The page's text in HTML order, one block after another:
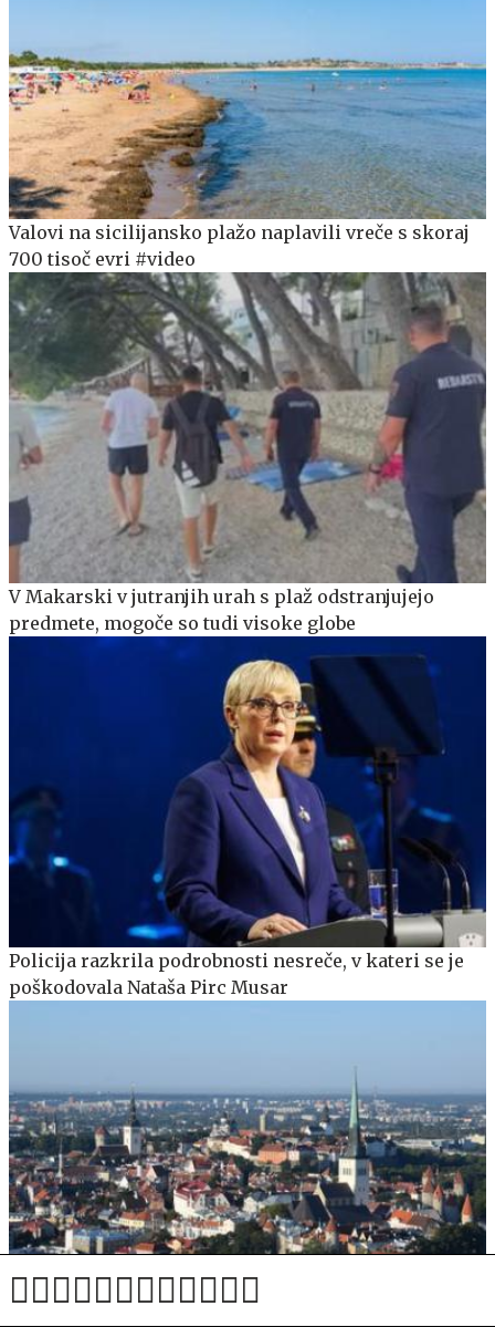
Valovi na sicilijansko plažo naplavili vreče s skoraj
700 tisoč evri #video
V Makarski v jutranjih urah s plaž odstranjujejo
predmete, mogoče so tudi visoke globe
Policija razkrila podrobnosti nesreče, v kateri se je
poškodovala Nataša Pirc Musar